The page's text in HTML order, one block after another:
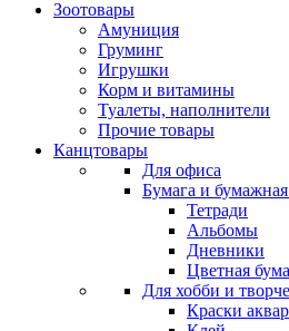
Зоотовары
Амуниция
Груминг
Игрушки
Корм и витамины
Туалеты, наполнители
Прочие товары
Канцтовары
Для офиса
Бумага и
Тетради
Альбомы
Дневники
Цветная
Для хобби и
Краски